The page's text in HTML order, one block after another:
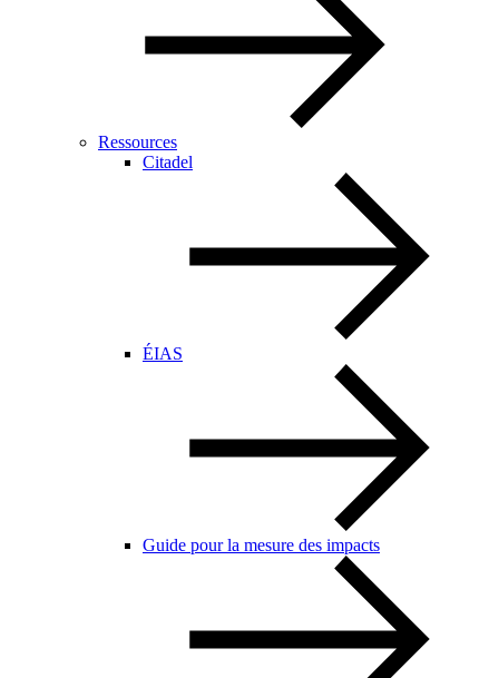
Ressources
Citadel
ÉIAS
Guide pour la mesure des impacts